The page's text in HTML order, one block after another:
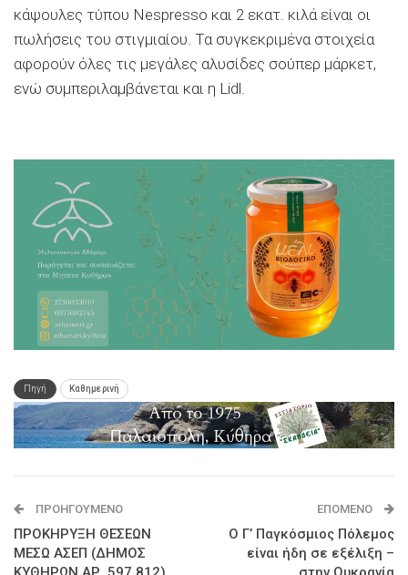
κάψουλες τύπου Nespresso και 2 εκατ. κιλά είναι οι
πωλήσεις του στιγμιαίου. Τα συγκεκριμένα στοιχεία
αφορούν όλες τις μεγάλες αλυσίδες σούπερ μάρκετ,
ενώ συμπεριλαμβάνεται και η Lidl.
Πηγή Καθημερινή
ΠΡΟΗΓΟΎΜΕΝΟ
ΠΡΟΚΗΡΥΞΗ ΘΕΣΕΩΝ
ΜΕΣΩ ΑΣΕΠ (ΔΗΜΟΣ
ΕΠΌΜΕΝΟ
Ο Γ’ Παγκόσμιος Πόλεμος
είναι ήδη σε εξέλιξη –